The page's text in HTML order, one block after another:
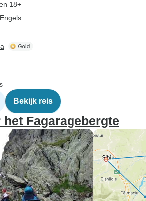
18+
Bekijk reis
Fagaragebergte